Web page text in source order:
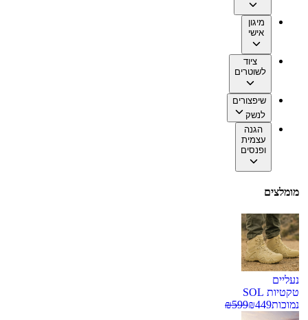
מיגון
אישי
ציוד
לשוטרים
שיפצורים
לנשק
הגנה
עצמית
ופנסים
מומלצים
נעליים
טקטיות SOL
נמוכות
₪449
₪599